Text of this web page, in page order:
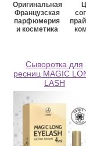
Оригинальная
Французская
парфюмерия
и косметика
Сыворотка для
ресниц MAGIC
LASH